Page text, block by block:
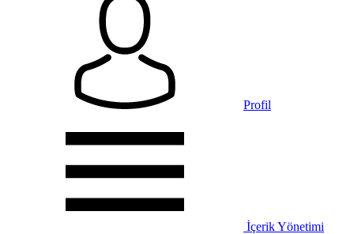
Profil
İçerik Yönetimi